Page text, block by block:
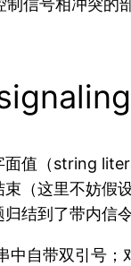
信号相冲突
值（string
（这里不妨
结到了带内信令
自带双引号